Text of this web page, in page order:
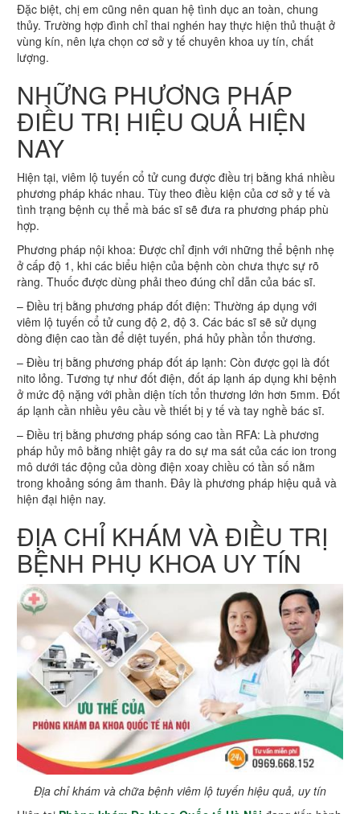
Đặc biệt, chị em cũng nên quan hệ tình dục an toàn, chung
thủy. Trường hợp đình chỉ thai nghén hay thực hiện thủ thuật ở
vùng kín, nên lựa chọn cơ sở y tế chuyên khoa uy tín, chất
lượng.
NHỮNG PHƯƠNG PHÁP
ĐIỀU TRỊ HIỆU QUẢ HIỆN
NAY
Hiện tại, viêm lộ tuyến cổ tử cung được điều trị bằng khá nhiều
phương pháp khác nhau. Tùy theo điều kiện của cơ sở y tế và
tình trạng bệnh cụ thể mà bác sĩ sẽ đưa ra phương pháp phù
hợp.
Phương pháp nội khoa: Được chỉ định với những thể bệnh nhẹ
ở cấp độ 1, khi các biểu hiện của bệnh còn chưa thực sự rõ
ràng. Thuốc được dùng phải theo đúng chỉ dẫn của bác sĩ.
– Điều trị bằng phương pháp đốt điện: Thường áp dụng với
viêm lộ tuyến cổ tử cung độ 2, độ 3. Các bác sĩ sẽ sử dụng
dòng điện cao tần để diệt tuyến, phá hủy phần tổn thương.
– Điều trị bằng phương pháp đốt áp lạnh: Còn được gọi là đốt
nito lỏng. Tương tự như đốt điện, đốt áp lạnh áp dụng khi bệnh
ở mức độ nặng với phần diện tích tổn thương lớn hơn 5mm. Đốt
áp lạnh cần nhiều yêu cầu về thiết bị y tế và tay nghề bác sĩ.
– Điều trị bằng phương pháp sóng cao tần RFA: Là phương
pháp hủy mô bằng nhiệt gây ra do sự ma sát của các ion trong
mô dưới tác động của dòng điện xoay chiều có tần số nằm
trong khoảng sóng âm thanh. Đây là phương pháp hiệu quả và
hiện đại hiện nay.
ĐỊA CHỈ KHÁM VÀ ĐIỀU TRỊ
BỆNH PHỤ KHOA UY TÍN
Địa chỉ khám và chữa bệnh viêm lộ tuyến hiệu quả, uy tín